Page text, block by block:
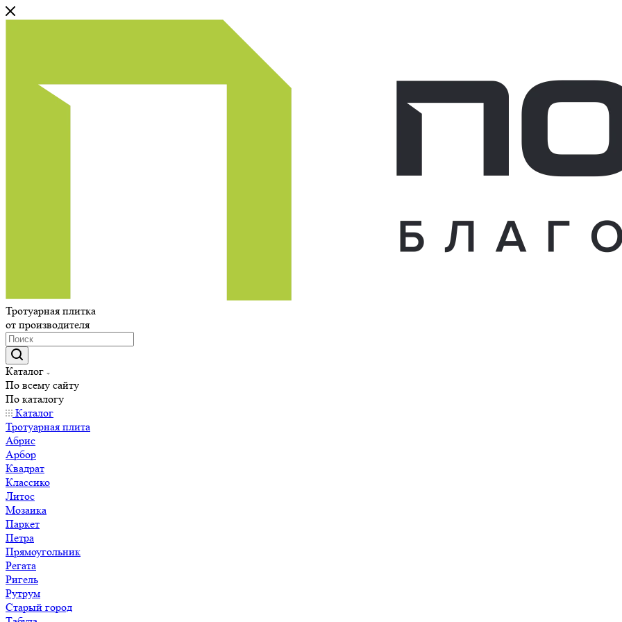
Тротуарная плитка
от производителя
Каталог
По всему сайту
По каталогу
Каталог
Тротуарная плита
Абрис
Арбор
Квадрат
Классико
Литос
Мозаика
Паркет
Петра
Прямоугольник
Регата
Ригель
Рутрум
Старый город